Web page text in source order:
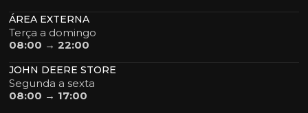
ÁREA EXTERNA
Terça a domingo
08:00 → 22:00
JOHN DEERE STORE
Segunda a sexta
08:00 → 17:00